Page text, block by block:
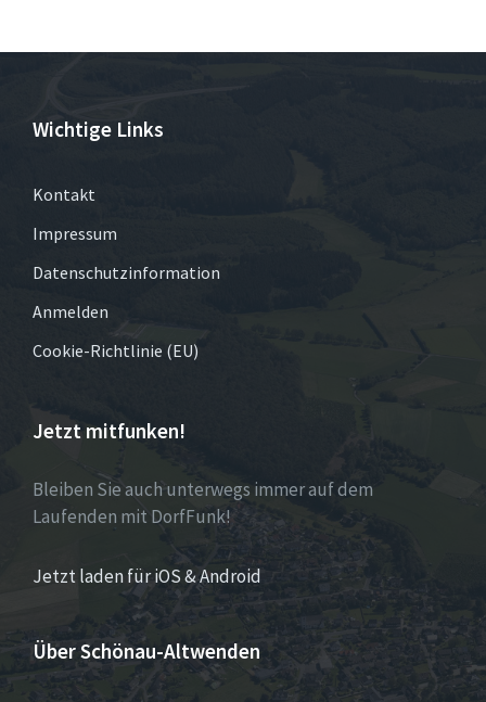
Wichtige Links
Kontakt
Impressum
Datenschutzinformation
Anmelden
Cookie-Richtlinie (EU)
Jetzt mitfunken!
Bleiben Sie auch unterwegs immer auf dem
Laufenden mit DorfFunk!
Jetzt laden für iOS & Android
Über Schönau-Altwenden